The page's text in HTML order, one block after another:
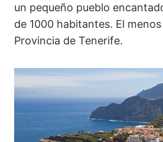
un pequeño pueblo
de 1000 habitantes. El
Provincia de Tenerife.